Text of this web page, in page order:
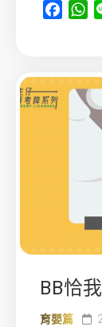
BB恰我
育嬰篇